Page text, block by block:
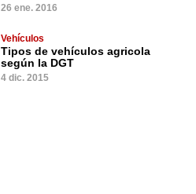
26 ene. 2016
Vehículos
Tipos de vehículos agricola
según la DGT
4 dic. 2015